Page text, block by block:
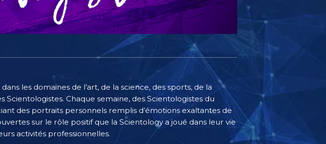
les domaines de l’art, de la science, des sports, de la
Chaque semaine, des Scientologistes du
des portraits personnels remplis d’émotions exaltantes de
sur le rôle positif que la Scientology a joué dans leur vie
activités professionnelles.